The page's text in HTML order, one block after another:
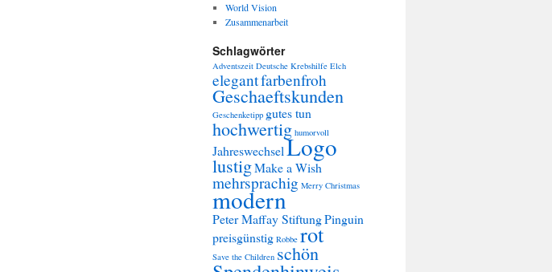
World Vision
Zusammenarbeit
Schlagwörter
Adventszeit Deutsche Krebshilfe Elch
elegantfarbenfroh
Geschaeftskunden
Geschenketipp gutes tun
hochwertig humorvoll
JahreswechselLogo
lustigMake a Wish
mehrsprachig Merry Christmas
modern
Peter Maffay StiftungPinguin
preisgünstig Robbe rot
Save the Children schön